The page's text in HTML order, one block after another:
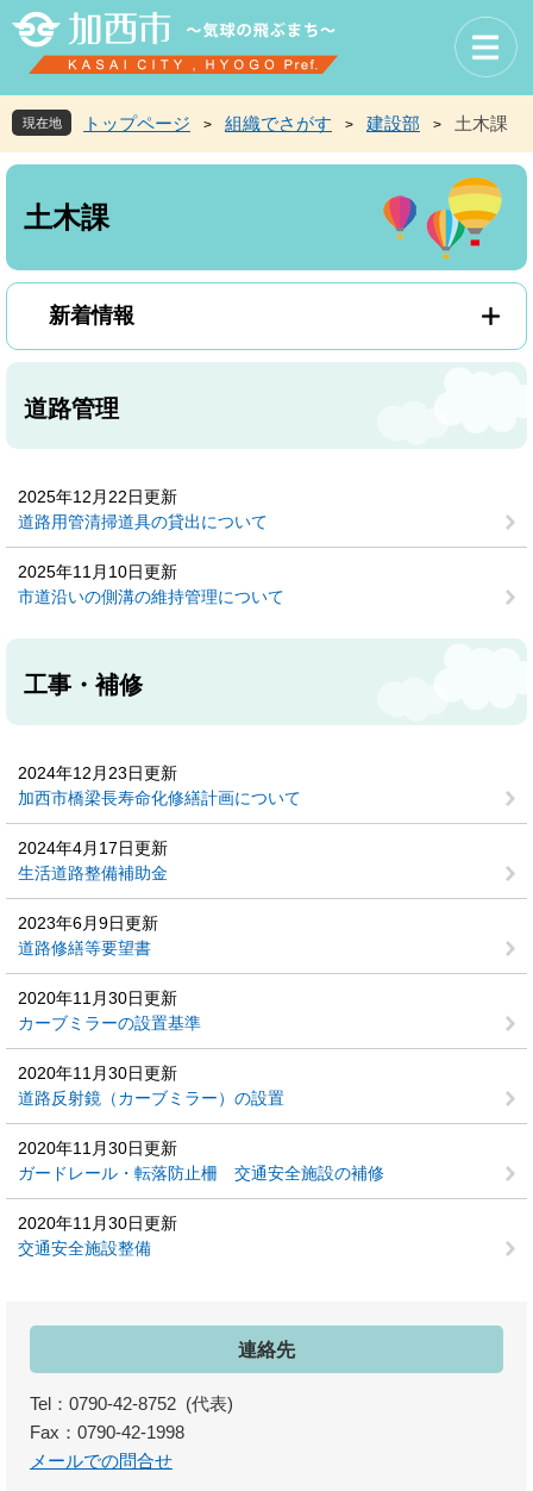
先
頭
で
を
飛
ば
文
へ
現在地 トップページ > 組織でさがす > 建設部 > 土木課
本
土木課
新着情報
道路管理
2025年12月22日更新
道路用管清掃道具の貸出について
2025年11月10日更新
市道沿いの側溝の維持管理について
工事・補修
2024年12月23日更新
加西市橋梁長寿命化修繕計画について
2024年4月17日更新
生活道路整備補助金
2023年6月9日更新
道路修繕等要望書
2020年11月30日更新
カーブミラーの設置基準
2020年11月30日更新
道路反射鏡（カーブミラー）の設置
2020年11月30日更新
ガードレール・転落防止柵 交通安全施設の補修
2020年11月30日更新
交通安全施設整備
連絡先
Tel：0790-42-8752
代表
Fax：0790-42-1998
メールでの問合せ